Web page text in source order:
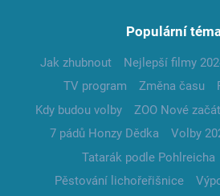
Populární
Jak zhubnout Nejlepší filmy
TV program
Změna času
Kdy budou volby
ZOO Nové
7 pádů Honzy Dědka
Volby
Tatarák podle Pohlreicha
Pěstování lichořeřišnice